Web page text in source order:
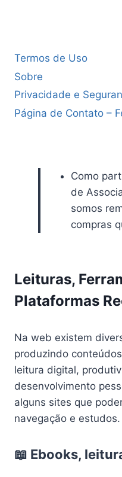
Termos de Uso
Sobre
Privacidade e
Página de Contato –
Como
de
somos
compras
Leituras,
Plataformas
Na web existem
produzindo
leitura digital,
desenvolvimento
alguns sites que
navegação e estudos.
📖 Ebooks,